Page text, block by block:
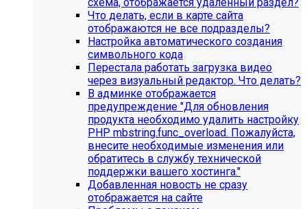
Инструкция по удалению ссылок на
социальные сети
Для готовых решений на SIMAI-SF4:
SIMAI-SF4: Сайт библиотеки, SIMAI-SF4: Сайт
благотворительного фонда, SIMAI-SF4: Сайт города,
SIMAI-SF4: Сайт государственной организации, SIMAI-
SF4: Сайт дворца культуры, SIMAI-SF4: Сайт детского
сада, SIMAI-SF4: Сайт кандидата в депутаты, SIMAI-SF4:
Сайт колледжа, SIMAI-SF4: Сайт комплексного центра
Что делать, если в карте сайта
отображаются не все подразделы?
Настройка автоматического создания
символьного кода
Перестала работать загрузка видео
через визуальный редактор. Что делать?
В админке отображается
предупреждение "Для обновления
продукта необходимо удалить настройку
PHP mbstring.func_overload. Пожалуйста,
внесите необходимые изменения или
обратитесь в службу технической
поддержки вашего хостинга."
Добавленная новость не сразу
отображается на сайте